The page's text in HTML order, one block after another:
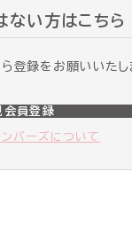
ない方はこちら
登録をお願いいたし
会員登録
ンバーズについて